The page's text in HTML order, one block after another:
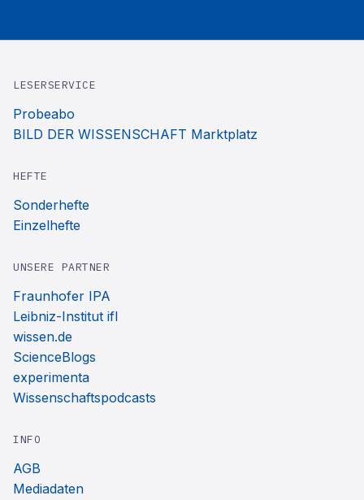
LESERSERVICE
Probeabo
BILD DER WISSENSCHAFT Marktplatz
HEFTE
Sonderhefte
Einzelhefte
UNSERE PARTNER
Fraunhofer IPA
Leibniz-Institut ifl
wissen.de
ScienceBlogs
experimenta
Wissenschaftspodcasts
INFO
AGB
Mediadaten